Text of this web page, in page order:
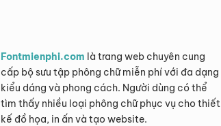
Fontmienphi.com là trang web chuyên cung
cấp bộ sưu tập phông chữ miễn phí với đa dạng
kiểu dáng và phong cách. Người dùng có thể
tìm thấy nhiều loại phông chữ phục vụ cho thiết
kế đồ họa, in ấn và tạo website.